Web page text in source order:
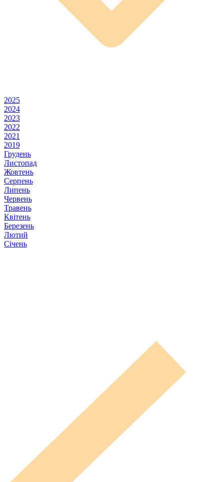
2025
2024
2023
2022
2021
2019
Грудень
Листопад
Жовтень
Серпень
Липень
Червень
Травень
Квітень
Березень
Лютий
Січень